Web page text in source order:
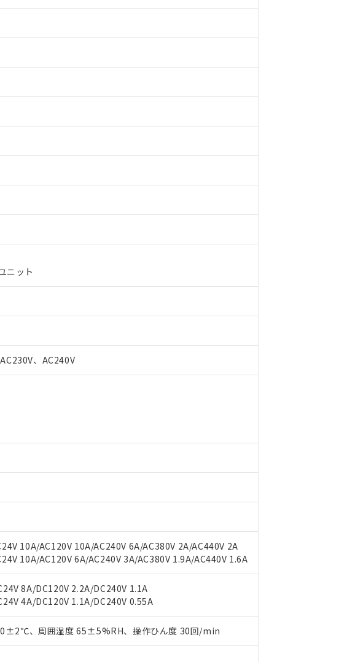
ニット
、AC240V
10A/AC120V 10A/AC240V 6A/AC380V 2A/AC440V 2A
10A/AC120V 6A/AC240V 3A/AC380V 1.9A/AC440V 1.6A
8A/DC120V 2.2A/DC240V 1.1A
4A/DC120V 1.1A/DC240V 0.55A
、周囲湿度 65±5%RH、操作ひん度 30回/min
いただき、同意のうえご利用ください。
況および標準価格はお客様のお取引先、またはお客様担当のオムロン制御機器販売店・
ご相談ください。
機器販売店や当社販売拠点は「販売ネットワーク
」をご確認ください。
び標準価格結果を当社の事前の承諾なく第三者に漏洩または開示しないようお願いしま
能（部品リスト作成サービス）をご利用いただくには、I-Webメンバーズにご登録され
あります。
品・サービスに関するお客様との取引・商談に必要な範囲で利用することをご了承くだ
指令（10物質）の非含有に対応した製品に切り替える予定のある商品です。
RoHS指令（10物質）の非含有に非対応の商品で、対応品を出す予定はありません。
RoHS指令（10物質）の非含有の対応状況を調査中または確認中の商品です。
ス料など無形物で、有害物質有無と関係のない商品です。
り、非含有部品としていたものが、含有品と判明した場合などやむを得ず変更すること
：
以下、ポリ臭化ビフェニル類(PBB) 1000ppm以下、ポリ臭化ジフェニルエーテル類(PBDE) 1000ppm以下、
用監視および制御機器に対する適用除外項目は除く。
物質については閾値を超える意図的な使用がないことを確認しています。
状況などにより、予定月が前後することがあります。
ダウンロード
表
料含有率が中国RoHSの基準値を超えていることを示します。
。当社販売部門へお問い合わせください。
水銀) : 1000ppm、 Cd(カドミウム) : 100ppm、
: 1000ppm、 DIBP(フタル酸ジイソブチル) : 1000ppm、 BBP(フタル酸ブチルベンジル) : 1000ppm、
期限
10物質）のすべてが基準値以下であることを示します。
状況下において有害物質が外部に漏えいし、環境に深刻な影響を及ぼさない年数を意
。当社販売部門へお問い合わせください。
たは国外への提供する場合は、日本国政府の輸出許可(または役務取引許可)を取得する
用いたしません。
製品を第三者に販売する場合は、上記1、2および3の内容を当該第三者に通知します。
販売先および販売に係わる関係者が違法に輸出するおそれがある場合は、取り引きをい
は満たないが在庫あり
(最新の在庫状況については、お客様のお取引先、またはお客様担当のオムロン制御
店・当社販売員にご確認ください)
機種、また在庫状況の情報を公開していない機種